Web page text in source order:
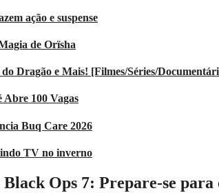
ação e suspense
de Orïsha
Dragão e Mais! [Filmes/Séries/
Abre 100 Vagas
Buq Care 2026
TV no inverno
Ops 7: Prepare-se